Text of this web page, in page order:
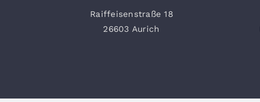
Raiffeisenstraße 18
26603 Aurich